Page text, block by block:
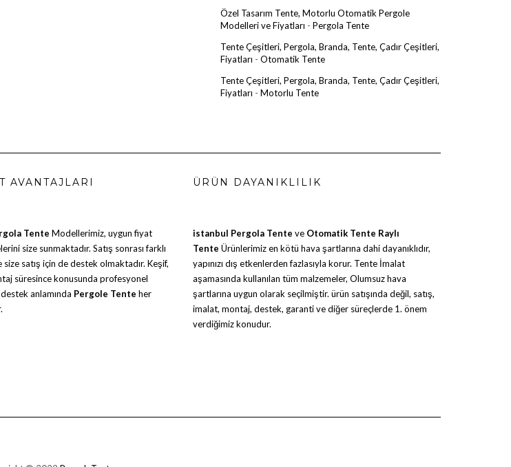
Özel Tasarım Tente, Motorlu Otomatik Pergole
Modelleri ve Fiyatları - Pergola Tente
Tente Çeşitleri, Pergola, Branda, Tente, Çadır Çeşitleri,
Fiyatları - Otomatik Tente
Tente Çeşitleri, Pergola, Branda, Tente, Çadır Çeşitleri,
Fiyatları - Motorlu Tente
AVANTAJLARI
Tente Modellerimiz, uygun fiyat
size sunmaktadır. Satış sonrası farklı
size satış için de destek olmaktadır. Keşif,
süresince konusunda profesyonel
anlamında Pergole Tente her
ÜRÜN DAYANIKLILIK
istanbul Pergola Tente ve Otomatik Tente Raylı
Tente Ürünlerimiz en kötü hava şartlarına dahi dayanıklıdır,
yapınızı dış etkenlerden fazlasıyla korur. Tente İmalat
aşamasında kullanılan tüm malzemeler, Olumsuz hava
şartlarına uygun olarak seçilmiştir. ürün satışında değil, satış,
imalat, montaj, destek, garanti ve diğer süreçlerde 1. önem
verdiğimiz konudur.